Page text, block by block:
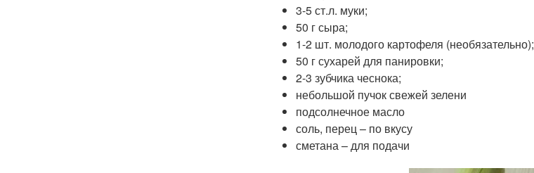
3-5 ст.л. муки;
50 г сыра;
1-2 шт. молодого картофеля (необязательно);
50 г сухарей для панировки;
2-3 зубчика чеснока;
небольшой пучок свежей зелени
подсолнечное масло
соль, перец – по вкусу
сметана – для подачи